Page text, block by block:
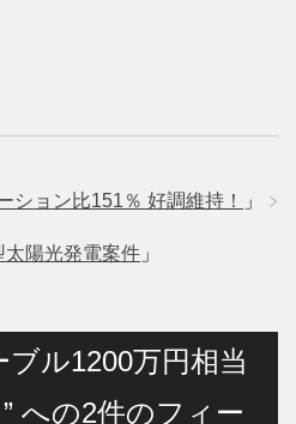
ション比151％ 好調維持！ 」
陽光発電案件 」
ブル1200万円相当
への2件のフィー